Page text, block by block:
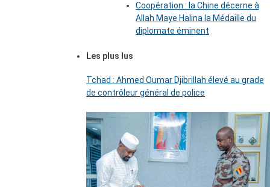
Coopération : la Chine décerne à
Allah Maye Halina la Médaille du
diplomate éminent
Les plus lus
Tchad : Ahmed Oumar Djibrillah élevé au grade
de contrôleur général de police